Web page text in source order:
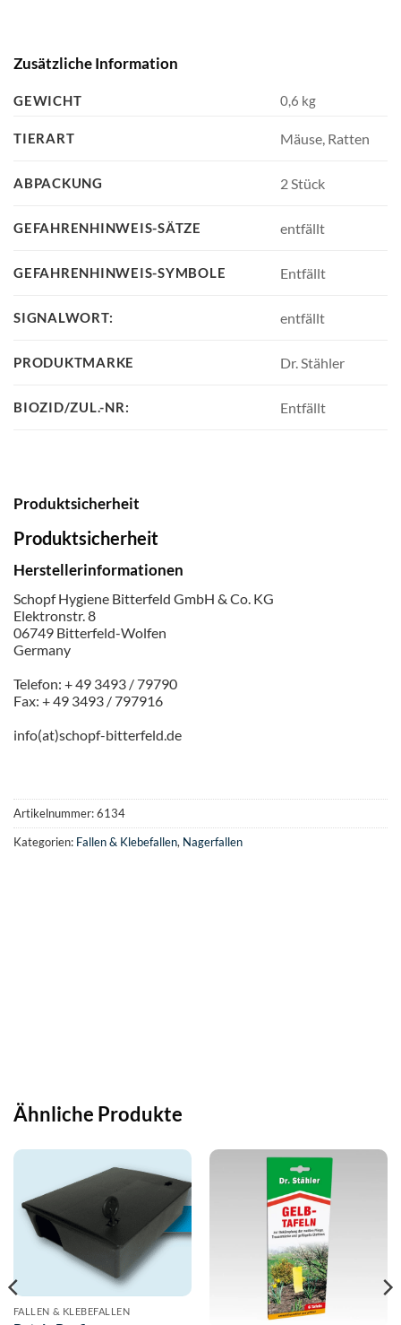
Zusätzliche Information
GEWICHT 0,6 kg
TIERART Mäuse, Ratten
ABPACKUNG 2 Stück
GEFAHRENHINWEIS-SÄTZE entfällt
GEFAHRENHINWEIS-SYMBOLE Entfällt
SIGNALWORT: entfällt
PRODUKTMARKE Dr. Stähler
BIOZID/ZUL.-NR: Entfällt
Produktsicherheit
Produktsicherheit
Herstellerinformationen
Schopf Hygiene Bitterfeld GmbH & Co. KG
Elektronstr. 8
06749 Bitterfeld-Wolfen
Germany
Telefon: + 49 3493 / 79790
Fax: + 49 3493 / 797916
info(at)schopf-bitterfeld.de
Artikelnummer:6134
Kategorien: Fallen & Klebefallen, Nagerfallen
Ähnliche Produkte
FALLEN & KLEBEFALLEN